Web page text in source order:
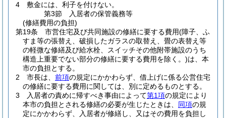
4
敷金には、利子を付けない。
第3節
入居者の保管義務等
(修繕費用の負担)
第19条
市営住宅及び共同施設の修繕に要する費用(障子、ふ
すま等の張替え、破損したガラスの取替え、畳の表替え等
の軽微な修繕及び給水栓、スイッチその他附帯施設のうち
構造上重要でない部分の修繕に要する費用を除く。)は、本
市の負担とする。
2
市長は、 前項の規定にかかわらず、借上げに係る公営住宅
の修繕に要する費用に関しては、別に定めるものとする。
3
入居者の責めに帰すべき事由によって第1項の規定により
本市の負担とされる修繕の必要が生じたときは、 同項の規
定にかかわらず、入居者が修繕し、又はその費用を負担し